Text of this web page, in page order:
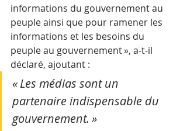
informations du gouvernement au
peuple ainsi que pour ramener les
informations et les besoins du
peuple au gouvernement », a-t-il
déclaré, ajoutant :
« Les médias sont un
partenaire indispensable du
gouvernement. »